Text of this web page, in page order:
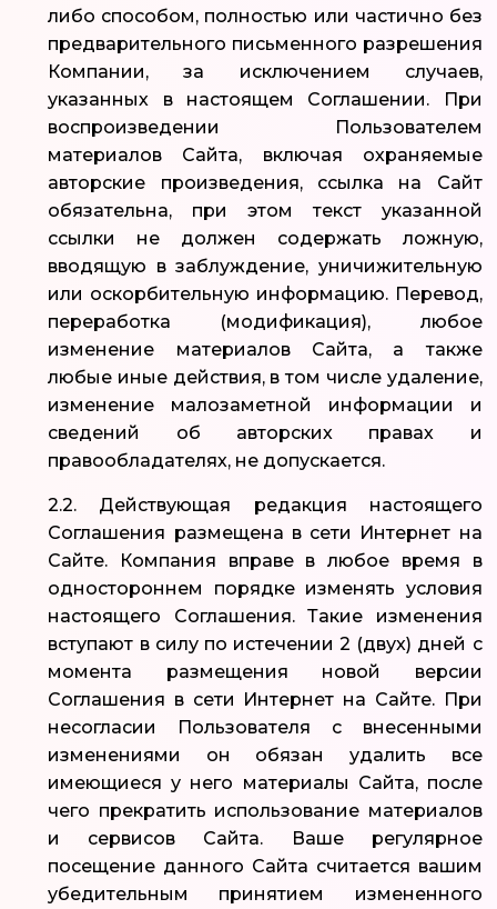
либо способом, полностью или частично без
предварительного письменного разрешения
Компании, за исключением случаев,
указанных в настоящем Соглашении. При
воспроизведении Пользователем
материалов Сайта, включая охраняемые
авторские произведения, ссылка на Сайт
обязательна, при этом текст указанной
ссылки не должен содержать ложную,
вводящую в заблуждение, уничижительную
или оскорбительную информацию. Перевод,
переработка (модификация), любое
изменение материалов Сайта, а также
любые иные действия, в том числе удаление,
изменение малозаметной информации и
сведений об авторских правах и
правообладателях, не допускается.
2.2. Действующая редакция настоящего
Соглашения размещена в сети Интернет на
Сайте. Компания вправе в любое время в
одностороннем порядке изменять условия
настоящего Соглашения. Такие изменения
вступают в силу по истечении 2 (двух) дней с
момента размещения новой версии
Соглашения в сети Интернет на Сайте. При
несогласии Пользователя с внесенными
изменениями он обязан удалить все
имеющиеся у него материалы Сайта, после
чего прекратить использование материалов
и сервисов Сайта. Ваше регулярное
посещение данного Сайта считается вашим
убедительным принятием измененного